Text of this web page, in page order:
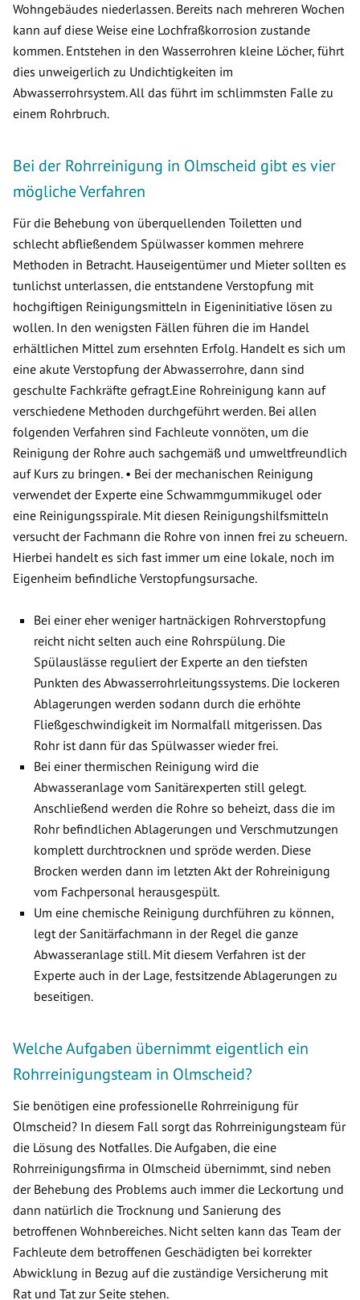
Wohngebäudes niederlassen. Bereits nach mehreren Wochen
kann auf diese Weise eine Lochfraßkorrosion zustande
kommen. Entstehen in den Wasserrohren kleine Löcher, führt
dies unweigerlich zu Undichtigkeiten im
Abwasserrohrsystem. All das führt im schlimmsten Falle zu
einem Rohrbruch.
Bei der Rohrreinigung in Olmscheid gibt es vier
mögliche Verfahren
Für die Behebung von überquellenden Toiletten und
schlecht abfließendem Spülwasser kommen mehrere
Methoden in Betracht. Hauseigentümer und Mieter sollten es
tunlichst unterlassen, die entstandene Verstopfung mit
hochgiftigen Reinigungsmitteln in Eigeninitiative lösen zu
wollen. In den wenigsten Fällen führen die im Handel
erhältlichen Mittel zum ersehnten Erfolg. Handelt es sich um
eine akute Verstopfung der Abwasserrohre, dann sind
geschulte Fachkräfte gefragt.Eine Rohreinigung kann auf
verschiedene Methoden durchgeführt werden. Bei allen
folgenden Verfahren sind Fachleute vonnöten, um die
Reinigung der Rohre auch sachgemäß und umweltfreundlich
auf Kurs zu bringen. • Bei der mechanischen Reinigung
verwendet der Experte eine Schwammgummikugel oder
eine Reinigungsspirale. Mit diesen Reinigungshilfsmitteln
versucht der Fachmann die Rohre von innen frei zu scheuern.
Hierbei handelt es sich fast immer um eine lokale, noch im
Eigenheim befindliche Verstopfungsursache.
Bei einer eher weniger hartnäckigen Rohrverstopfung
reicht nicht selten auch eine Rohrspülung. Die
Spülauslässe reguliert der Experte an den tiefsten
Punkten des Abwasserrohrleitungssystems. Die lockeren
Ablagerungen werden sodann durch die erhöhte
Fließgeschwindigkeit im Normalfall mitgerissen. Das
Rohr ist dann für das Spülwasser wieder frei.
Bei einer thermischen Reinigung wird die
Abwasseranlage vom Sanitärexperten still gelegt.
Anschließend werden die Rohre so beheizt, dass die im
Rohr befindlichen Ablagerungen und Verschmutzungen
komplett durchtrocknen und spröde werden. Diese
Brocken werden dann im letzten Akt der Rohreinigung
vom Fachpersonal herausgespült.
Um eine chemische Reinigung durchführen zu können,
legt der Sanitärfachmann in der Regel die ganze
Abwasseranlage still. Mit diesem Verfahren ist der
Experte auch in der Lage, festsitzende Ablagerungen zu
beseitigen.
Welche Aufgaben übernimmt eigentlich ein
Rohrreinigungsteam in Olmscheid?
Sie benötigen eine professionelle Rohrreinigung für
Olmscheid? In diesem Fall sorgt das Rohrreinigungsteam für
die Lösung des Notfalles. Die Aufgaben, die eine
Rohrreinigungsfirma in Olmscheid übernimmt, sind neben
der Behebung des Problems auch immer die Leckortung und
dann natürlich die Trocknung und Sanierung des
betroffenen Wohnbereiches. Nicht selten kann das Team der
Fachleute dem betroffenen Geschädigten bei korrekter
Abwicklung in Bezug auf die zuständige Versicherung mit
Rat und Tat zur Seite stehen.